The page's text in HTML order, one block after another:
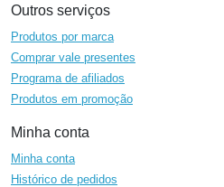
Outros serviços
Produtos por marca
Comprar vale presentes
Programa de afiliados
Produtos em promoção
Minha conta
Minha conta
Histórico de pedidos